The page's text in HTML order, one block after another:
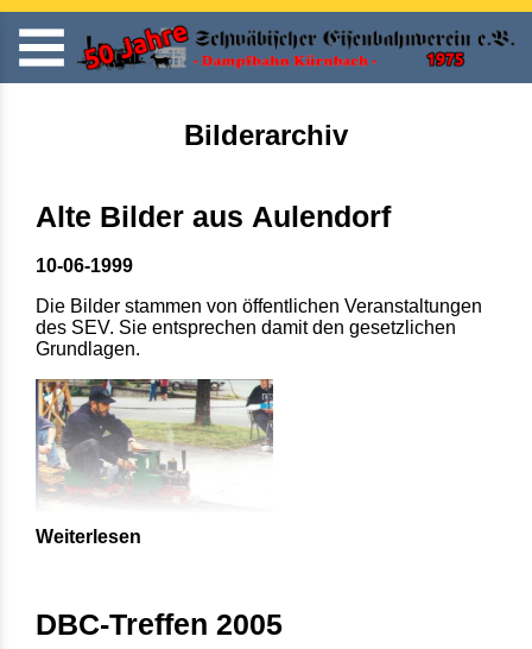
Bilderarchiv
Alte Bilder aus Aulendorf
10-06-1999
Die Bilder stammen von öffentlichen Veranstaltungen
des SEV. Sie entsprechen damit den gesetzlichen
Grundlagen.
Weiterlesen
DBC-Treffen 2005